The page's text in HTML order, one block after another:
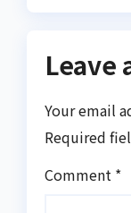
Leave
Your email
Required
Comment *